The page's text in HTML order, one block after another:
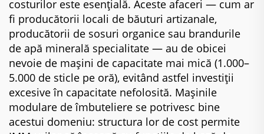
costurilor este esențială. Aceste afaceri — cum ar
fi producătorii locali de băuturi artizanale,
producătorii de sosuri organice sau brandurile
de apă minerală specialitate — au de obicei
nevoie de mașini de capacitate mai mică (1.000–
5.000 de sticle pe oră), evitând astfel investiții
excesive în capacitate nefolosită. Mașinile
modulare de îmbuteliere se potrivesc bine
acestui domeniu: structura lor de cost permite